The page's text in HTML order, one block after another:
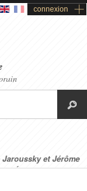
connexion
et Jérôme
Élysées